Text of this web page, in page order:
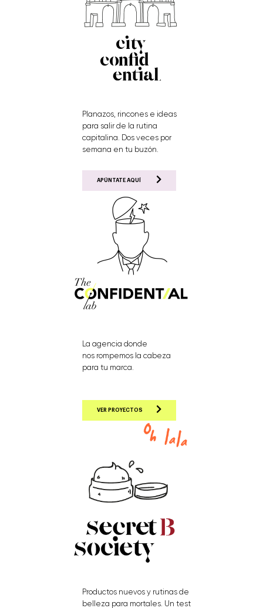
Planazos, rincones e ideas
para salir de la rutina
capitalina. Dos veces por
semana en tu buzón.
APÚNTATE AQUÍ
La agencia donde
nos rompemos la cabeza
para tu marca.
VER PROYECTOS
Productos nuevos y rutinas de
belleza para mortales. Un test